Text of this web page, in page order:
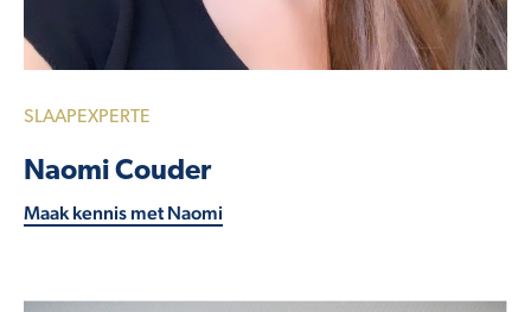
SLAAPEXPERTE
Naomi Couder
Maak kennis met Naomi